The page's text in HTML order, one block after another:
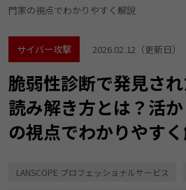
門家の視点でわかりやすく解説
サイバー攻撃 2026.02.12（更新日）
脆弱性診断で発見さ
読み解き方とは？活
の視点でわかりやす
LANSCOPE プロフェッショナルサービス